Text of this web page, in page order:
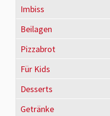
Imbiss
Beilagen
Pizzabrot
Für Kids
Desserts
Getränke